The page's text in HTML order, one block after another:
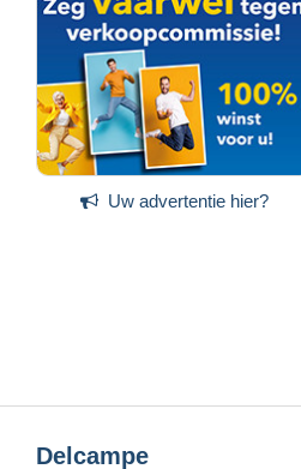
Uw advertentie hier?
Delcampe